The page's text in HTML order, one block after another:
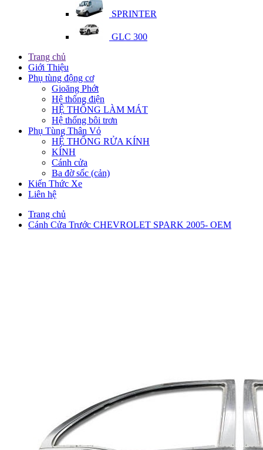
SPRINTER
GLC 300
Trang chủ
Giới Thiệu
Phụ tùng động cơ
Gioăng Phớt
Hệ thống điện
HỆ THỐNG LÀM MÁT
Hệ thống bôi trơn
Phụ Tùng Thân Vỏ
HỆ THỐNG RỬA KÍNH
KÍNH
Cánh cửa
Ba đờ sốc (cản)
Kiến Thức Xe
Liên hệ
Trang chủ
Cánh Cửa Trước CHEVROLET SPARK 2005- OEM